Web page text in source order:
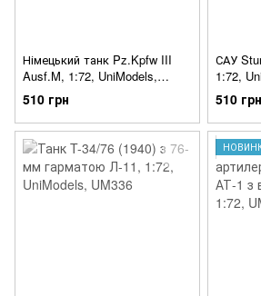
Німецький танк Pz.Kpfw III
Ausf.M, 1:72, UniModels,
UM273 (Збірна модель)
510 грн
САУ
1:72,
(Збірна
510 грн